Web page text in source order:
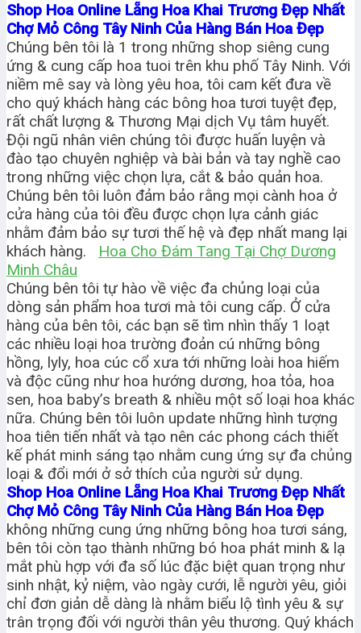
Shop Hoa Online Lẵng Hoa Khai Trương Đẹp Nhất
Chợ Mỏ Công Tây Ninh Của Hàng Bán Hoa Đẹp
Chúng bên tôi là 1 trong những shop siêng cung
ứng & cung cấp hoa tuoi trên khu phố Tây Ninh. Với
niềm mê say và lòng yêu hoa, tôi cam kết đưa về
cho quý khách hàng các bông hoa tươi tuyệt đẹp,
rất chất lượng & Thương Mại dịch Vụ tâm huyết.
Đội ngũ nhân viên chúng tôi được huấn luyện và
đào tạo chuyên nghiệp và bài bản và tay nghề cao
trong những việc chọn lựa, cắt & bảo quản hoa.
Chúng bên tôi luôn đảm bảo rằng mọi cành hoa ở
cửa hàng của tôi đều được chọn lựa cảnh giác
nhằm đảm bảo sự tươi thế hệ và đẹp nhất mang lại
khách hàng. Hoa Cho Đám Tang Tại Chợ Dương
Minh Châu
Chúng bên tôi tự hào về việc đa chủng loại của
dòng sản phẩm hoa tươi mà tôi cung cấp. Ở cửa
hàng của bên tôi, các bạn sẽ tìm nhìn thấy 1 loạt
các nhiều loại hoa trường đoản cú những bông
hồng, lyly, hoa cúc cổ xưa tới những loài hoa hiếm
và độc cũng như hoa hướng dương, hoa tỏa, hoa
sen, hoa baby’s breath & nhiều một số loại hoa khác
nữa. Chúng bên tôi luôn update những hình tượng
hoa tiên tiến nhất và tạo nên các phong cách thiết
kế phát minh sáng tạo nhằm cung ứng sự đa chủng
loại & đổi mới ở sở thích của người sử dụng.
Shop Hoa Online Lẵng Hoa Khai Trương Đẹp Nhất
Chợ Mỏ Công Tây Ninh Của Hàng Bán Hoa Đẹp
không những cung ứng những bông hoa tươi sáng,
bên tôi còn tạo thành những bó hoa phát minh & lạ
mắt phù hợp với đa số lúc đặc biệt quan trọng như
sinh nhật, kỷ niệm, vào ngày cưới, lễ người yêu, giỏi
chỉ đơn giản dễ dàng là nhằm biểu lộ tình yêu & sự
trân trọng đối với người thân yêu thương. Quý khách